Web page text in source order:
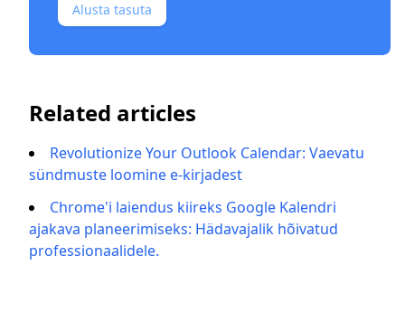
Alusta tasuta
Related articles
Revolutionize Your Outlook Calendar: Vaevatu
sündmuste loomine e-kirjadest
Chrome'i laiendus kiireks Google Kalendri
ajakava planeerimiseks: Hädavajalik hõivatud
professionaalidele.